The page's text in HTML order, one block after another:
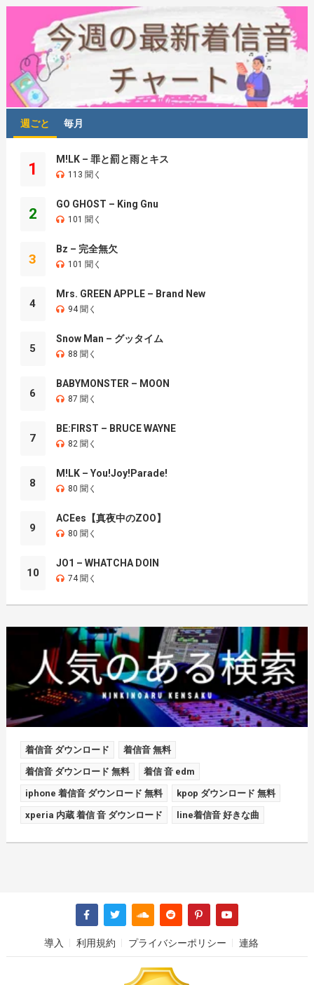
週ごと 毎月
1
M!LK – 罪と罰と雨とキス
113 聞く
2
GO GHOST – King Gnu
101 聞く
3
Bz – 完全無欠
101 聞く
4
Mrs. GREEN APPLE – Brand New
94 聞く
5
Snow Man – グッタイム
88 聞く
6
BABYMONSTER – MOON
87 聞く
7
BE:FIRST – BRUCE WAYNE
82 聞く
8
M!LK – You!Joy!Parade!
80 聞く
9
ACEes【真夜中のZOO】
80 聞く
10
JO1 – WHATCHA DOIN
74 聞く
着信音 ダウンロード 着信音 無料
着信音 ダウンロード 無料 着信 音 edm
iphone 着信音 ダウンロード 無料 kpop ダウンロード 無料
xperia 内蔵 着信 音 ダウンロード line着信音 好きな曲
導入 利用規約 プライバシーポリシー 連絡